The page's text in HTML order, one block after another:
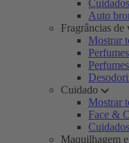
Auto
Fragrâncias de
Mostrar
Cuidado
Mostrar
Face &
Maquilhagem